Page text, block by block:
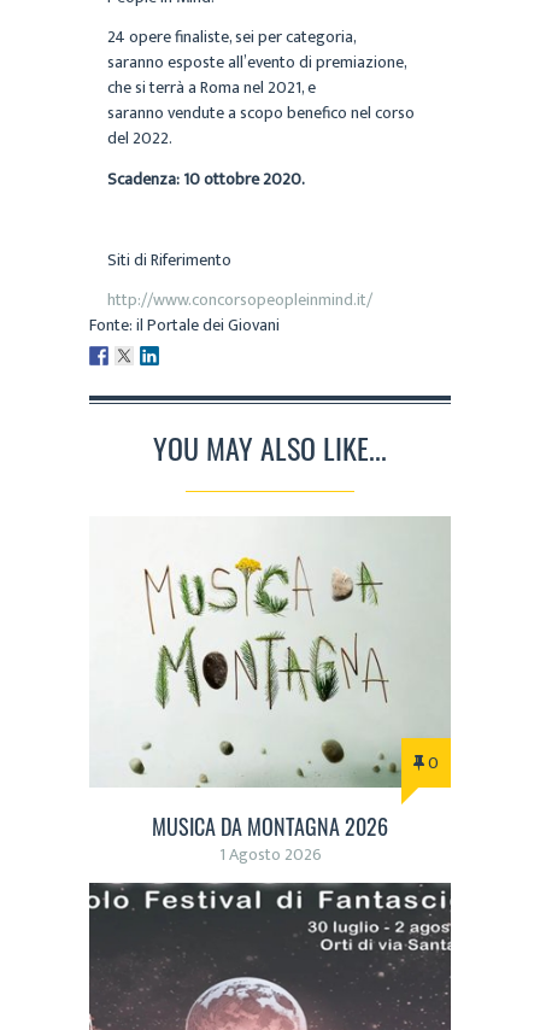
24 opere finaliste, sei per categoria,
saranno esposte all’evento di premiazione,
che si terrà a Roma nel 2021, e
saranno vendute a scopo benefico nel corso
del 2022.
Scadenza: 10 ottobre 2020.
Siti di Riferimento
http://www.concorsopeopleinmind.it/
Fonte: il Portale dei Giovani
YOU MAY ALSO LIKE...
0
MUSICA DA MONTAGNA 2026
1 Agosto 2026